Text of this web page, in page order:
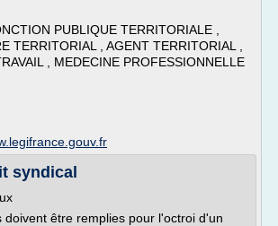
PUBLIQUE TERRITORIALE ,
TERRITORIAL , AGENT TERRITORIAL ,
, MEDECINE PROFESSIONNELLE
syndical
doivent être remplies pour l'octroi d'un